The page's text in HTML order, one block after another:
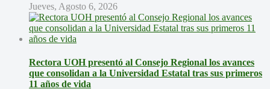
Jueves, Agosto 6, 2026
Rectora UOH presentó al Consejo Regional los avances
que consolidan a la Universidad Estatal tras sus primeros
11 años de vida